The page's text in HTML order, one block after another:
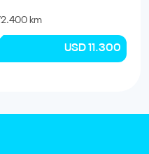
km
USD 11.300